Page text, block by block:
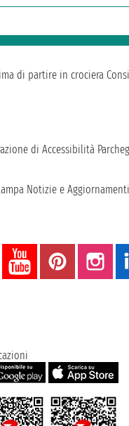
di partire in crociera
di Accessibilità
Notizie e